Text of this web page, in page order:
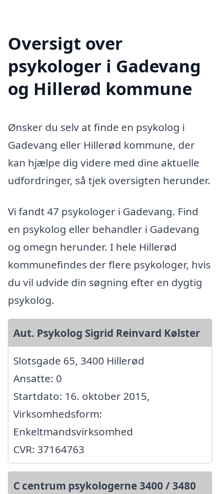
Oversigt over
psykologer i Gadevang
og Hillerød kommune
Ønsker du selv at finde en psykolog i
Gadevang eller Hillerød kommune, der
kan hjælpe dig videre med dine aktuelle
udfordringer, så tjek oversigten herunder.
Vi fandt 47 psykologer i Gadevang. Find
en psykolog eller behandler i Gadevang
og omegn herunder. I hele Hillerød
kommunefindes der flere psykologer, hvis
du vil udvide din søgning efter en dygtig
psykolog.
Aut. Psykolog Sigrid Reinvard Kølster
Slotsgade 65, 3400 Hillerød
Ansatte: 0
Startdato: 16. oktober 2015,
Virksomhedsform:
Enkeltmandsvirksomhed
CVR: 37164763
C centrum psykologerne 3400 / 3480